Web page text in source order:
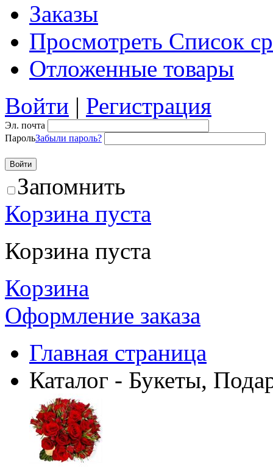
Заказы
Просмотреть Список
Отложенные товары
Войти | Регистрация
Эл. почта
ПарольЗабыли пароль?
Запомнить
Корзина пуста
Корзина пуста
Корзина
Оформление заказа
Главная страница
Каталог - Букеты,